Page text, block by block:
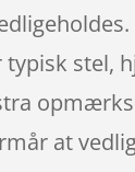
stel,
at